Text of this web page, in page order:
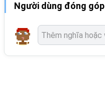
Người dùng đóng góp